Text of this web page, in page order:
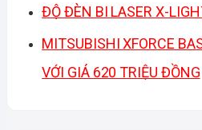
ĐỘ ĐÈN BI LASER X-
MITSUBISHI XFORCE
VỚI GIÁ 620 TRIỆU ĐỒNG